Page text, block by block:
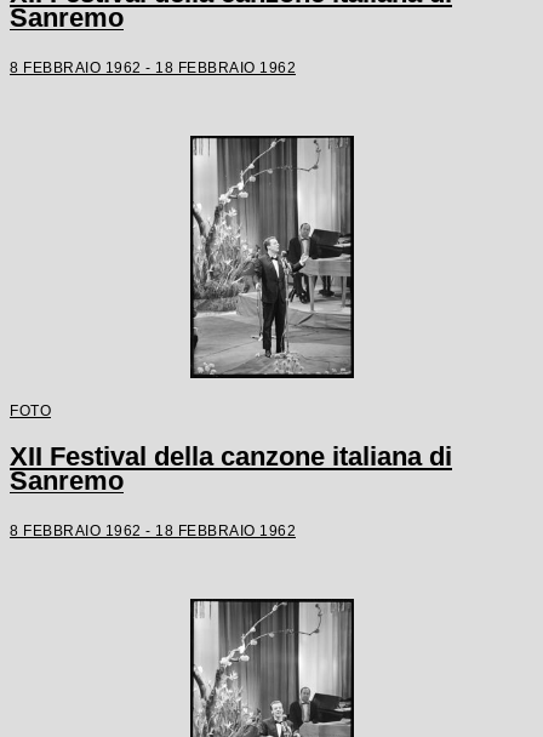
Sanremo
8 FEBBRAIO 1962 - 18 FEBBRAIO 1962
FOTO
XII Festival della canzone italiana di
Sanremo
8 FEBBRAIO 1962 - 18 FEBBRAIO 1962